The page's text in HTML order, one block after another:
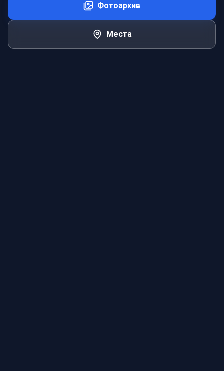
Фотоархив
Места